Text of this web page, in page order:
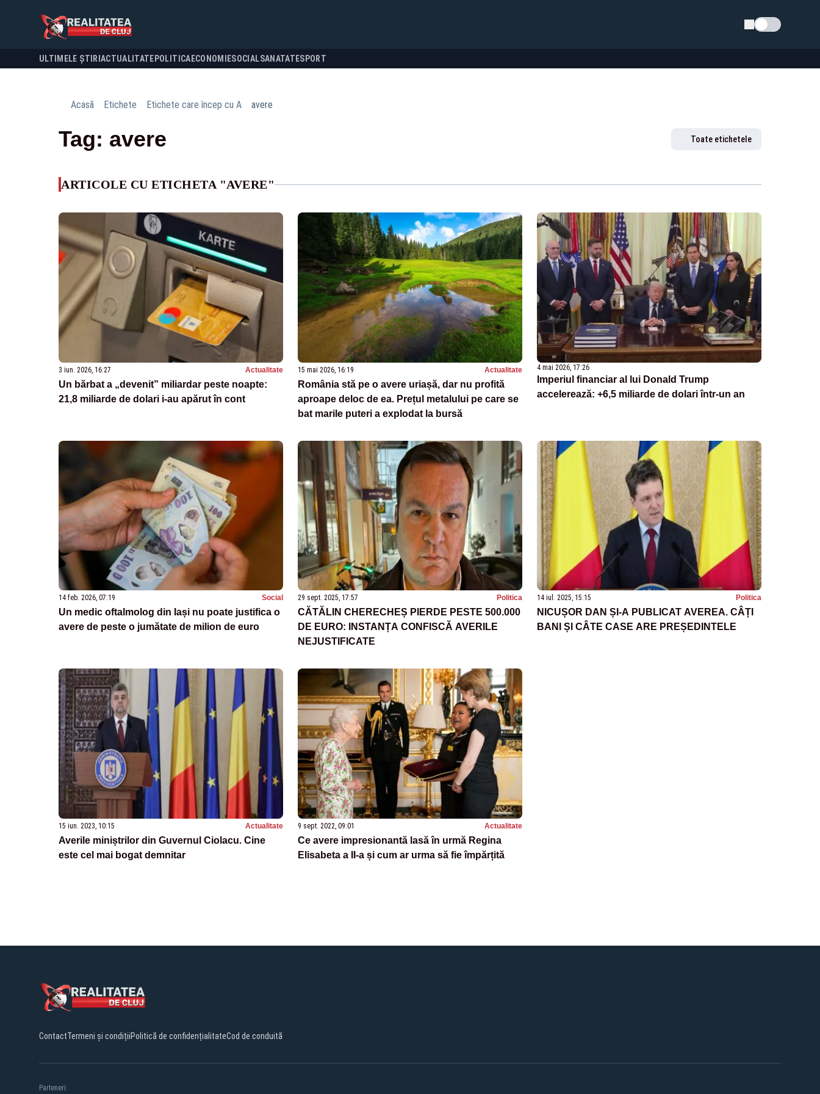
Schimba tema
ULTIMELE ȘTIRI ACTUALITATE POLITICA ECONOMIESOCIALSANATATESPORT
Acasă Etichete Etichete care încep cu A avere
Tag: avere Toate etichetele
ARTICOLE CU ETICHETA "AVERE"
3 iun. 2026, 16:27 Actualitate
Un bărbat a „devenit” miliardar peste noapte:
21,8 miliarde de dolari i-au apărut în cont
15 mai 2026, 16:19 Actualitate
România stă pe o avere uriașă, dar nu profită
aproape deloc de ea. Prețul metalului pe care se
bat marile puteri a explodat la bursă
4 mai 2026, 17:26
Imperiul financiar al lui Donald Trump
accelerează: +6,5 miliarde de dolari într-un an
14 feb. 2026, 07:19 Social
Un medic oftalmolog din Iași nu poate justifica o
avere de peste o jumătate de milion de euro
29 sept. 2025, 17:57 Politica
CĂTĂLIN CHERECHEȘ PIERDE PESTE 500.000
DE EURO: INSTANȚA CONFISCĂ AVERILE
NEJUSTIFICATE
14 iul. 2025, 15:15 Politica
NICUȘOR DAN ȘI-A PUBLICAT AVEREA. CÂȚI
BANI ȘI CÂTE CASE ARE PREȘEDINTELE
15 iun. 2023, 10:15 Actualitate
Averile miniștrilor din Guvernul Ciolacu. Cine
este cel mai bogat demnitar
9 sept. 2022, 09:01 Actualitate
Ce avere impresionantă lasă în urmă Regina
Elisabeta a II-a și cum ar urma să fie împărțită
ContactTermeni și condițiiPolitică de confidențialitateCod de conduită
Parteneri: